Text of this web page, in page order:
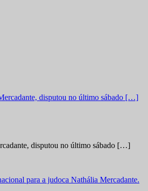
disputou no último sábado […]